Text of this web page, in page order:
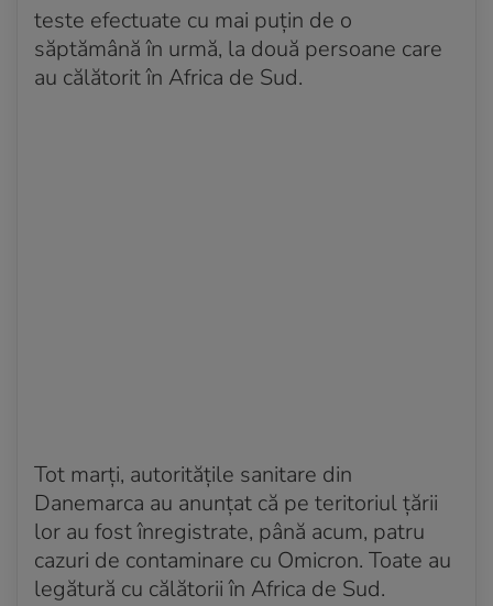
teste efectuate cu mai puțin de o
săptămână în urmă, la două persoane care
au călătorit în Africa de Sud.
Tot marți, autoritățile sanitare din
Danemarca au anunțat că pe teritoriul țării
lor au fost înregistrate, până acum, patru
cazuri de contaminare cu Omicron. Toate au
legătură cu călătorii în Africa de Sud.